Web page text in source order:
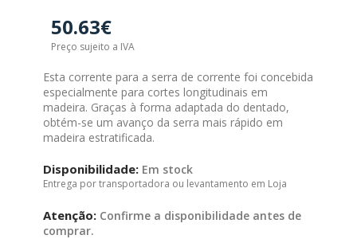
50.63€
Preço sujeito a IVA
Esta corrente para a serra de corrente foi concebida
especialmente para cortes longitudinais em
madeira. Graças à forma adaptada do dentado,
obtém-se um avanço da serra mais rápido em
madeira estratificada.
Disponibilidade: Em stock
Entrega por transportadora ou levantamento em Loja
Atenção: Confirme a disponibilidade antes de
comprar.